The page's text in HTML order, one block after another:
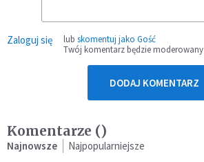
Zaloguj się lub skomentuj jako Gość
Twój komentarz będzie moderowany
DODAJ KOMENTARZ
Komentarze ()
Najnowsze Najpopularniejsze